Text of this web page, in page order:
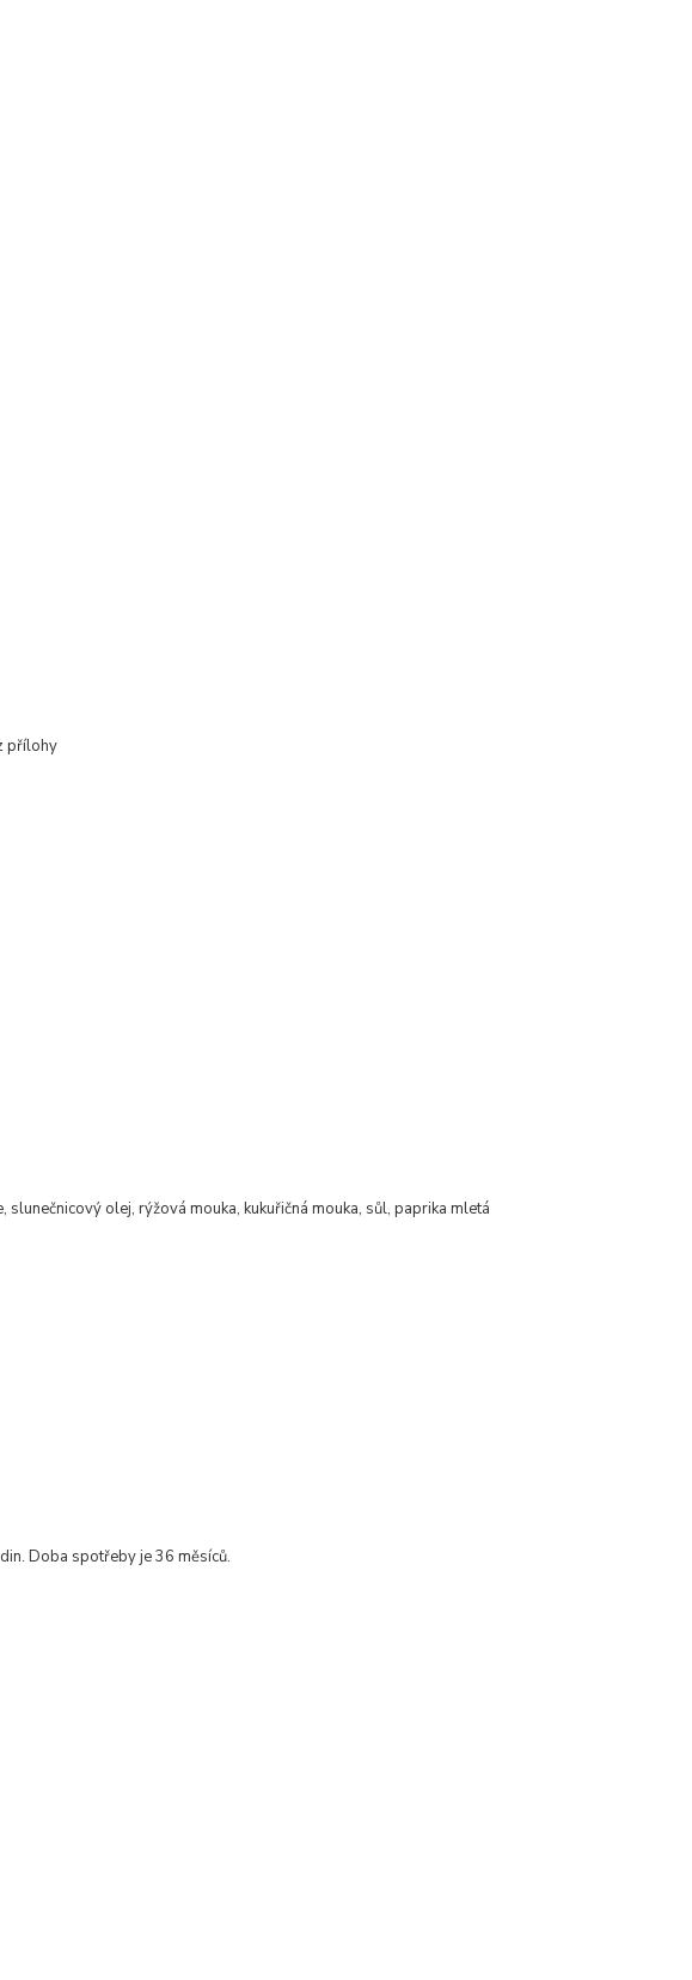
přílohy
slunečnicový olej, rýžová mouka, kukuřičná mouka, sůl, paprika mletá
Doba spotřeby je 36 měsíců.